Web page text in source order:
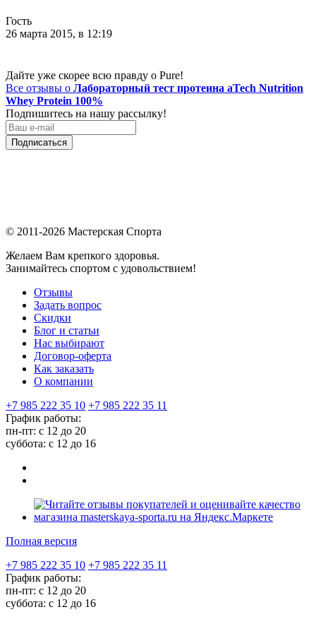
Гость
26 марта 2015, в 12:19
Дайте уже скорее всю правду о Pure!
Все отзывы о Лабораторный тест протеина aTech Nutrition
Whey Protein 100%
Подпишитесь на нашу рассылку!
Подписаться
© 2011-2026 Мастерская Спорта
Желаем Вам крепкого здоровья.
Занимайтесь спортом с удовольствием!
Отзывы
Задать вопрос
Скидки
Блог и статьи
Нас выбирают
Договор-оферта
Как заказать
О компании
+7 985 222 35 10 +7 985 222 35 11
График работы:
пн-пт: с 12 до 20
суббота: c 12 до 16
Полная версия
+7 985 222 35 10 +7 985 222 35 11
График работы:
пн-пт: с 12 до 20
суббота: c 12 до 16